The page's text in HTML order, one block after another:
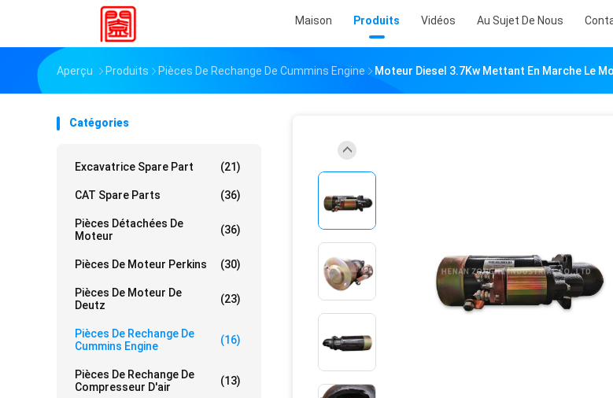
Maison Produits Vidéos Au Sujet De Nous
Aperçu Produits Pièces De Rechange De Cummins Engine Moteur Diesel 3.7Kw Mettant En Marche Le
Catégories
Excavatrice Spare Part (21)
CAT Spare Parts (36)
Pièces Détachées De
Moteur
(36)
Pièces De Moteur Perkins (30)
Pièces De Moteur De
Deutz
(23)
Pièces De Rechange De
Cummins Engine
(16)
Pièces De Rechange De
Compresseur D'air
(13)